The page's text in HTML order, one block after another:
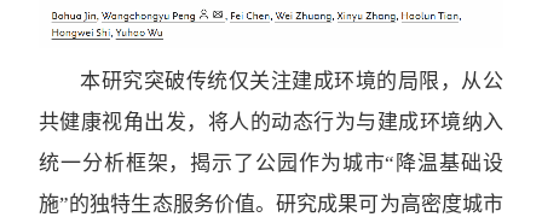
本研究突破传统仅关注建成环境的局限，从公
共健康视角出发，将人的动态行为与建成环境纳入
统一分析框架，揭示了公园作为城市“降温基础设
施”的独特生态服务价值。研究成果可为高密度城市